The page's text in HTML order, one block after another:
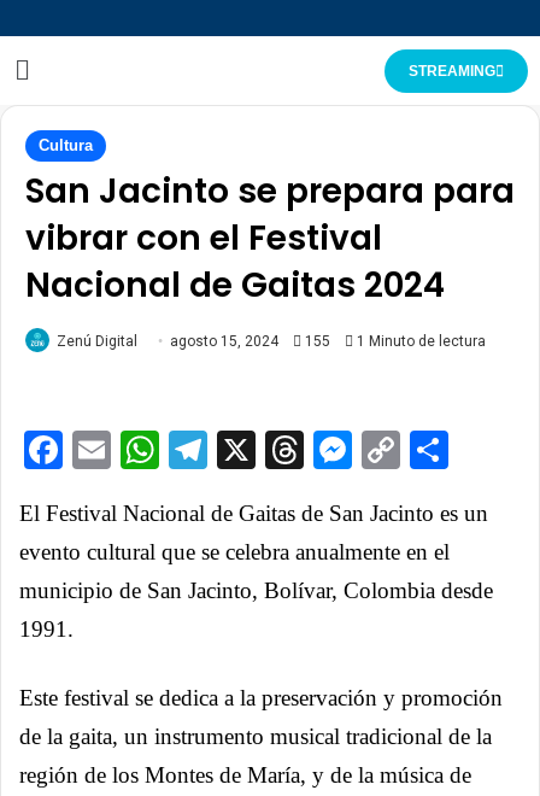
STREAMING
Cultura
San Jacinto se prepara para
vibrar con el Festival
Nacional de Gaitas 2024
Zenú Digital agosto 15, 2024 155 1 Minuto de lectura
Facebook
EmailWhatsApp
Telegram
X ThreadsCopy
El Festival Nacional de Gaitas de San Jacinto es un
evento cultural que se celebra anualmente en el
municipio de San Jacinto, Bolívar, Colombia desde
1991.
Este festival se dedica a la preservación y promoción
de la gaita, un instrumento musical tradicional de la
región de los Montes de María, y de la música de